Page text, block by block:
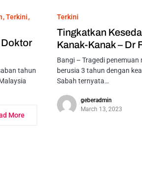
Terkini
Doktor
tahun
More
Terkini
Tingkatkan
Kanak-Kanak – Dr
Bangi – Tragedi
berusia 3 tahun dengan
Sabah ternyata…
geberadmin
March 13, 2023